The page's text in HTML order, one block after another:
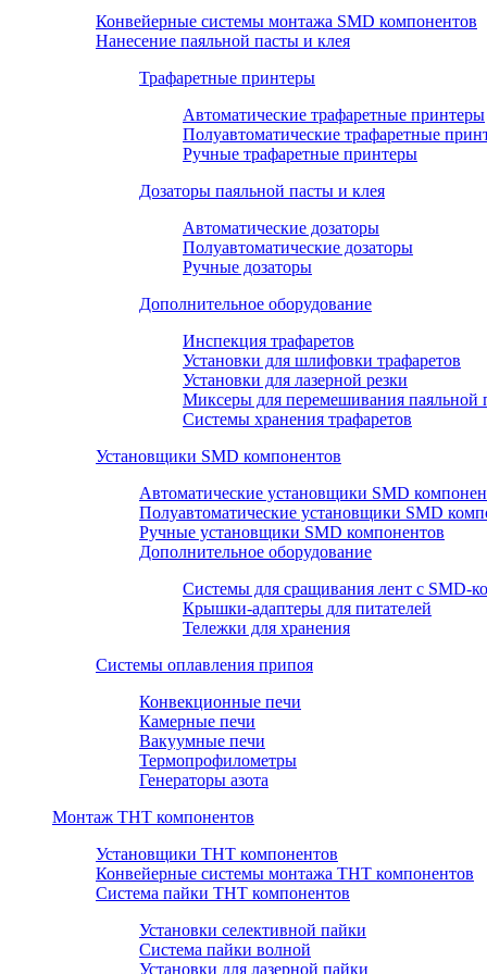
Конвейерные системы монтажа SMD компонентов
Нанесение паяльной пасты и клея
Трафаретные принтеры
Автоматические трафаретные принтеры
Полуавтоматические трафаретные
Ручные трафаретные принтеры
Дозаторы паяльной пасты и клея
Автоматические дозаторы
Полуавтоматические дозаторы
Ручные дозаторы
Дополнительное оборудование
Инспекция трафаретов
Установки для шлифовки трафаретов
Установки для лазерной резки
Миксеры для перемешивания паяльной
Системы хранения трафаретов
Установщики SMD компонентов
Автоматические установщики SMD
Полуавтоматические установщики SMD
Ручные установщики SMD компонентов
Дополнительное оборудование
Системы для сращивания лент с SMD-
Крышки-адаптеры для питателей
Тележки для хранения
Системы оплавления припоя
Конвекционные печи
Камерные печи
Вакуумные печи
Термопрофилометры
Генераторы азота
Монтаж THT компонентов
Установщики THT компонентов
Конвейерные системы монтажа THT компонентов
Система пайки THT компонентов
Установки селективной пайки
Система пайки волной
Установки для лазерной пайки